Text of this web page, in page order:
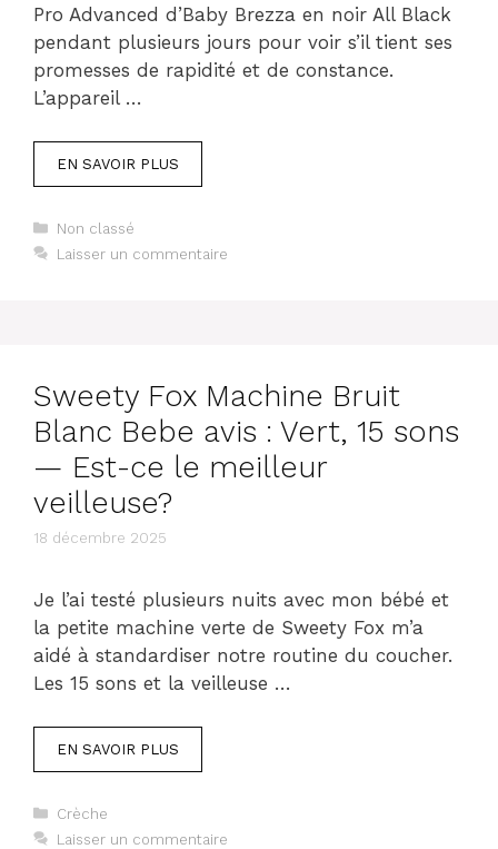
Pro Advanced d’Baby Brezza en noir All Black
pendant plusieurs jours pour voir s’il tient ses
promesses de rapidité et de constance.
L’appareil …
EN SAVOIR PLUS
Catégories
Non classé
Laisser un commentaire
Sweety Fox Machine Bruit
Blanc Bebe avis : Vert, 15 sons
— Est-ce le meilleur
veilleuse?
18 décembre 2025
Je l’ai testé plusieurs nuits avec mon bébé et
la petite machine verte de Sweety Fox m’a
aidé à standardiser notre routine du coucher.
Les 15 sons et la veilleuse …
EN SAVOIR PLUS
Catégories
Crèche
Laisser un commentaire